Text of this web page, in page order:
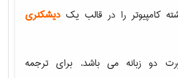
کامپیوتر را در قالب یکدیشکنری
دو زبانه می باشد. برای ترجمه